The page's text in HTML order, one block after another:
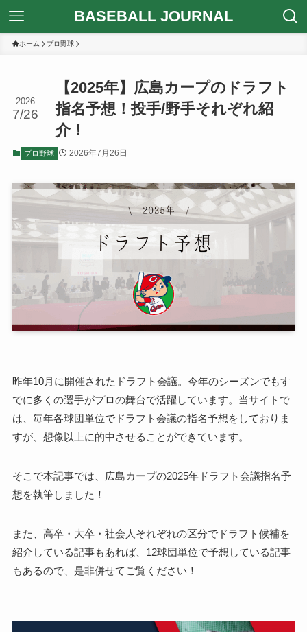
BASEBALL JOURNAL
ホーム プロ野球
【2025年】広島カープのドラフト
指名予想！投手/野手それぞれ紹
介！
2026
7/26
プロ野球 2026年7月26日
昨年10月に開催されたドラフト会議。今年のシーズンでもす
でに多くの選手がプロの舞台で活躍しています。当サイトで
は、毎年各球団単位でドラフト会議の指名予想をしておりま
すが、想像以上に的中させることができています。
そこで本記事では、広島カープの2025年ドラフト会議指名予
想を執筆しました！
また、高卒・大卒・社会人それぞれの区分でドラフト候補を
紹介している記事もあれば、12球団単位で予想している記事
もあるので、是非併せてご覧ください！